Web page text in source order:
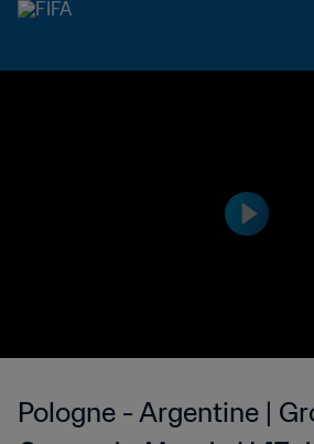
Pologne - Argentine |